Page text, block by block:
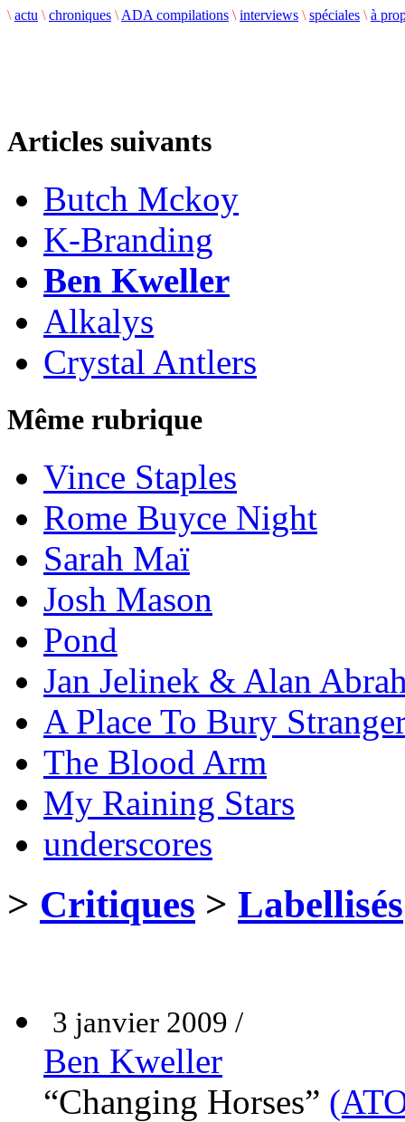
\ actu \ chroniques \ ADA compilations \ interviews \ spéciales \ à
Articles suivants
Butch Mckoy
K-Branding
Ben Kweller
Alkalys
Crystal Antlers
Même rubrique
Vince Staples
Rome Buyce Night
Sarah Maï
Josh Mason
Pond
Jan Jelinek & Alan
A Place To Bury
The Blood Arm
My Raining Stars
underscores
> Critiques > Labellisés
3 janvier 2009 /
Ben Kweller
“Changing Horses”